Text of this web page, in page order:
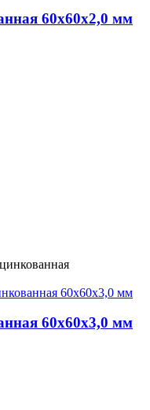
60x60x2,0 мм
60x60x3,0 мм